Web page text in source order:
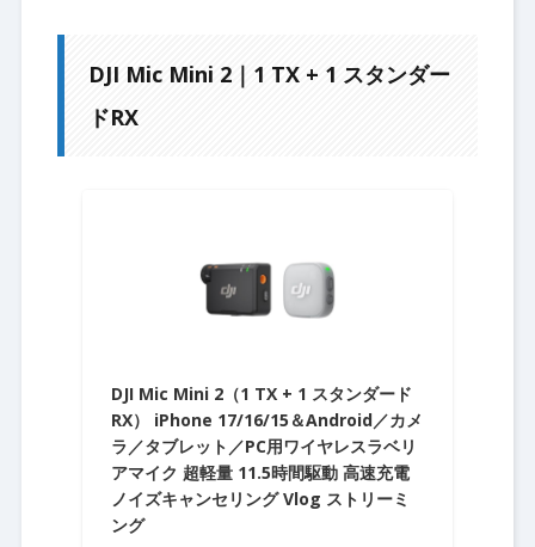
DJI Mic Mini 2｜1 TX + 1 スタンダー
ドRX
DJI Mic Mini 2（1 TX + 1 スタンダード
RX） iPhone 17/16/15＆Android／カメ
ラ／タブレット／PC用ワイヤレスラベリ
アマイク 超軽量 11.5時間駆動 高速充電
ノイズキャンセリング Vlog ストリーミ
ング